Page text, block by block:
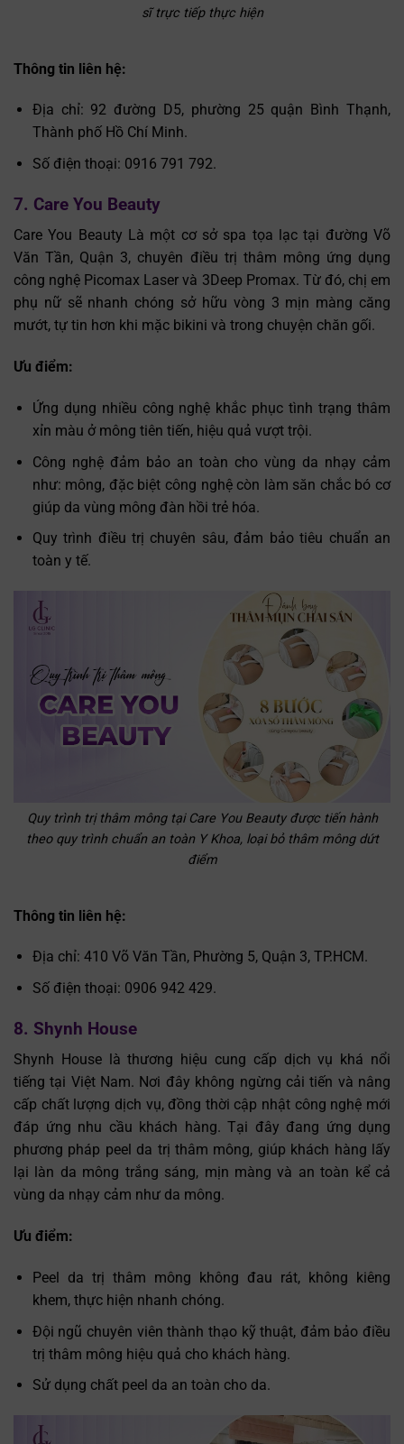
sĩ trực tiếp thực hiện
Thông tin liên hệ:
Địa chỉ: 92 đường D5, phường 25 quận Bình Thạnh,
Thành phố Hồ Chí Minh.
Số điện thoại: 0916 791 792.
7. Care You Beauty
Care You Beauty Là một cơ sở spa tọa lạc tại đường Võ
Văn Tần, Quận 3, chuyên điều trị thâm mông ứng dụng
công nghệ Picomax Laser và 3Deep Promax. Từ đó, chị em
phụ nữ sẽ nhanh chóng sở hữu vòng 3 mịn màng căng
mướt, tự tin hơn khi mặc bikini và trong chuyện chăn gối.
Ưu điểm:
Ứng dụng nhiều công nghệ khắc phục tình trạng thâm
xỉn màu ở mông tiên tiến, hiệu quả vượt trội.
Công nghệ đảm bảo an toàn cho vùng da nhạy cảm
như: mông, đặc biệt công nghệ còn làm săn chắc bó cơ
giúp da vùng mông đàn hồi trẻ hóa.
Quy trình điều trị chuyên sâu, đảm bảo tiêu chuẩn an
toàn y tế.
Quy trình trị thâm mông tại Care You Beauty được tiến hành
theo quy trình chuẩn an toàn Y Khoa, loại bỏ thâm mông dứt
điểm
Thông tin liên hệ:
Địa chỉ: 410 Võ Văn Tần, Phường 5, Quận 3, TP.HCM.
Số điện thoại: 0906 942 429.
8. Shynh House
Shynh House là thương hiệu cung cấp dịch vụ khá nổi
tiếng tại Việt Nam. Nơi đây không ngừng cải tiến và nâng
cấp chất lượng dịch vụ, đồng thời cập nhật công nghệ mới
đáp ứng nhu cầu khách hàng. Tại đây đang ứng dụng
phương pháp peel da trị thâm mông, giúp khách hàng lấy
lại làn da mông trắng sáng, mịn màng và an toàn kể cả
vùng da nhạy cảm như da mông.
Ưu điểm:
Peel da trị thâm mông không đau rát, không kiêng
khem, thực hiện nhanh chóng.
Đội ngũ chuyên viên thành thạo kỹ thuật, đảm bảo điều
trị thâm mông hiệu quả cho khách hàng.
Sử dụng chất peel da an toàn cho da.